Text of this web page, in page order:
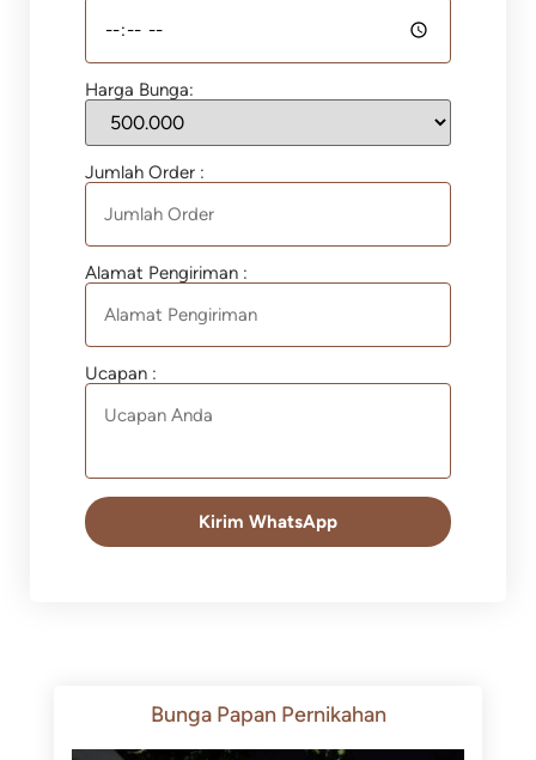
Harga Bunga:
Jumlah Order :
Alamat Pengiriman :
Ucapan :
Kirim WhatsApp
Bunga Papan Pernikahan